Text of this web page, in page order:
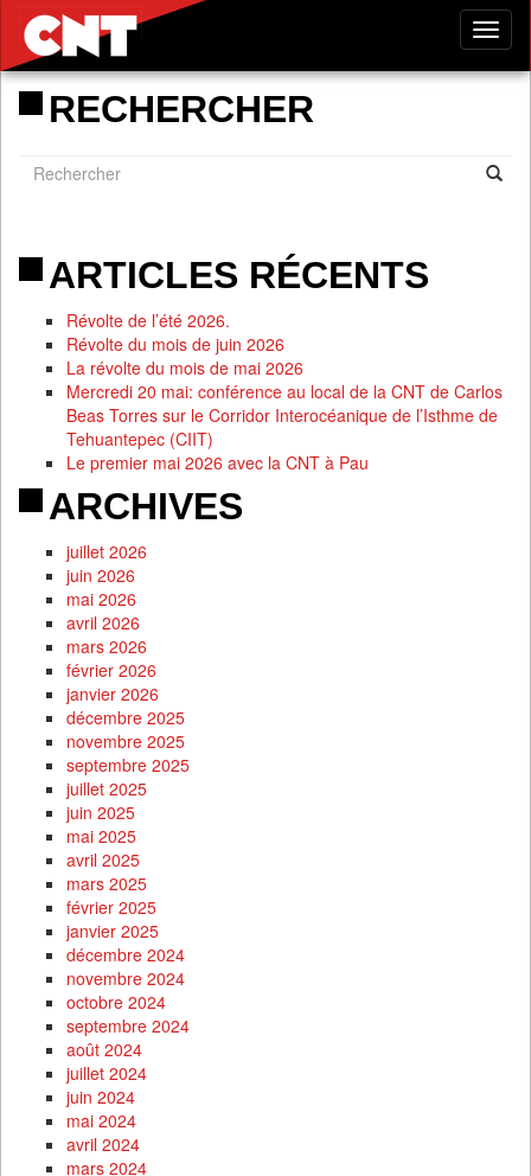
RECHERCHER
ARTICLES RÉCENTS
Révolte de l’été 2026.
Révolte du mois de juin 2026
La révolte du mois de mai 2026
Mercredi 20 mai: conférence au local de la CNT de Carlos
Beas Torres sur le Corridor Interocéanique de l’Isthme de
Tehuantepec (CIIT)
Le premier mai 2026 avec la CNT à Pau
ARCHIVES
juillet 2026
juin 2026
mai 2026
avril 2026
mars 2026
février 2026
janvier 2026
décembre 2025
novembre 2025
septembre 2025
juillet 2025
juin 2025
mai 2025
avril 2025
mars 2025
février 2025
janvier 2025
décembre 2024
novembre 2024
octobre 2024
septembre 2024
août 2024
juillet 2024
juin 2024
mai 2024
avril 2024
mars 2024